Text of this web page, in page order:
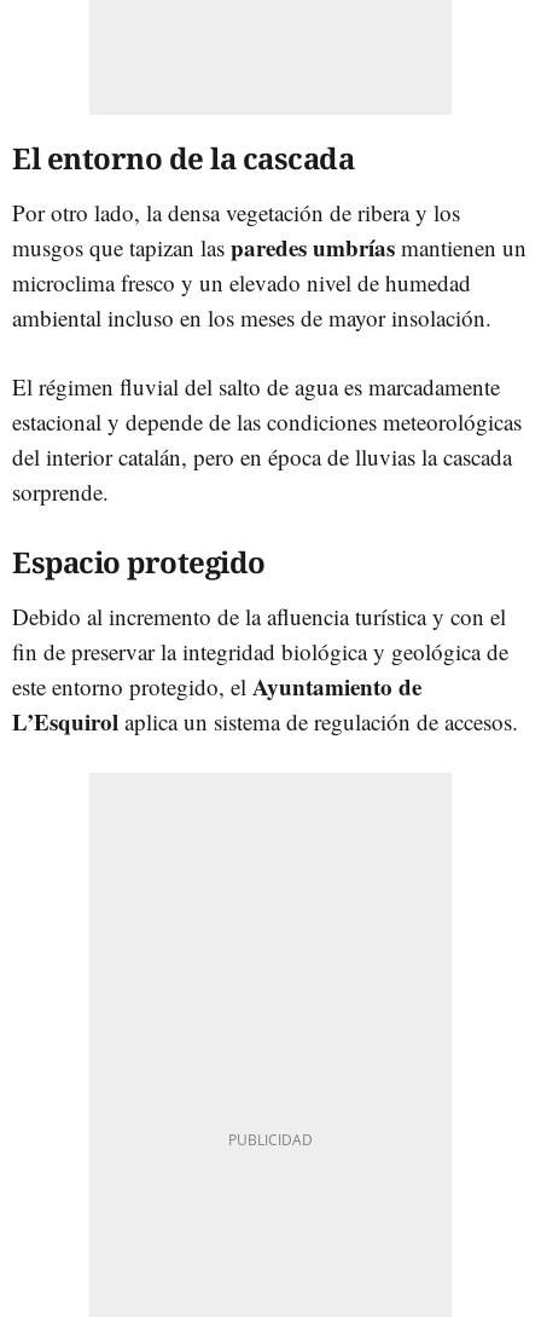
El entorno de la cascada
Por otro lado, la densa vegetación de ribera y los
musgos que tapizan las paredes umbrías mantienen un
microclima fresco y un elevado nivel de humedad
ambiental incluso en los meses de mayor insolación.
El régimen fluvial del salto de agua es marcadamente
estacional y depende de las condiciones meteorológicas
del interior catalán, pero en época de lluvias la cascada
sorprende.
Espacio protegido
Debido al incremento de la afluencia turística y con el
fin de preservar la integridad biológica y geológica de
este entorno protegido, el Ayuntamiento de
L’Esquirol aplica un sistema de regulación de accesos.